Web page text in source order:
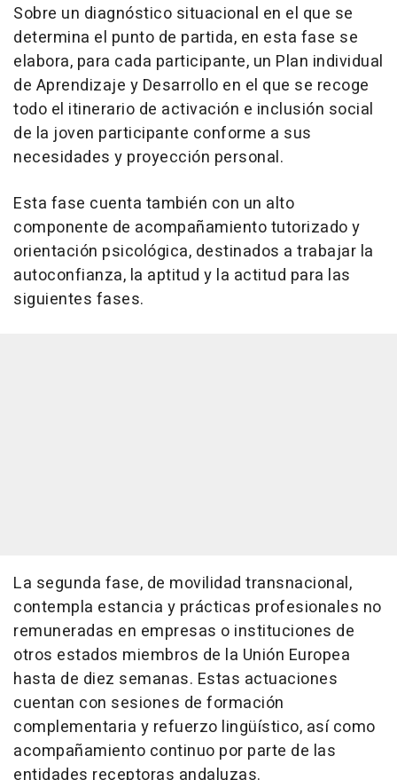
Sobre un diagnóstico situacional en el que se
determina el punto de partida, en esta fase se
elabora, para cada participante, un Plan individual
de Aprendizaje y Desarrollo en el que se recoge
todo el itinerario de activación e inclusión social
de la joven participante conforme a sus
necesidades y proyección personal.
Esta fase cuenta también con un alto
componente de acompañamiento tutorizado y
orientación psicológica, destinados a trabajar la
autoconfianza, la aptitud y la actitud para las
siguientes fases.
La segunda fase, de movilidad transnacional,
contempla estancia y prácticas profesionales no
remuneradas en empresas o instituciones de
otros estados miembros de la Unión Europea
hasta de diez semanas. Estas actuaciones
cuentan con sesiones de formación
complementaria y refuerzo lingüístico, así como
acompañamiento continuo por parte de las
entidades receptoras andaluzas.